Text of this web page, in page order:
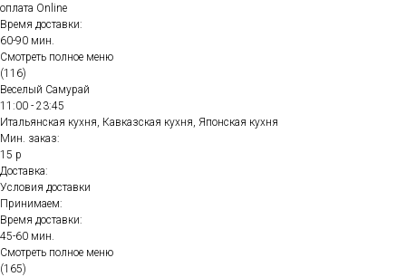
оплата Online
Время доставки:
60-90 мин.
Смотреть полное меню
(116)
Веселый Самурай
11:00 - 23:45
Итальянская кухня, Кавказская кухня, Японская кухня
Мин. заказ:
15 р
Доставка:
Условия доставки
Принимаем:
Время доставки:
45-60 мин.
Смотреть полное меню
(165)